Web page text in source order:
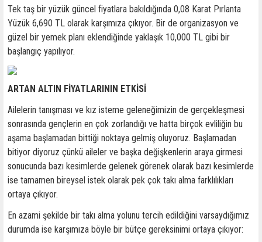
Tek taş bir yüzük güncel fiyatlara bakıldığında 0,08 Karat Pırlanta
Yüzük 6,690 TL olarak karşımıza çıkıyor. Bir de organizasyon ve
güzel bir yemek planı eklendiğinde yaklaşık 10,000 TL gibi bir
başlangıç yapılıyor.
ARTAN ALTIN FİYATLARININ ETKİSİ
Ailelerin tanışması ve kız isteme geleneğimizin de gerçekleşmesi
sonrasında gençlerin en çok zorlandığı ve hatta birçok evliliğin bu
aşama başlamadan bittiği noktaya gelmiş oluyoruz. Başlamadan
bitiyor diyoruz çünkü aileler ve başka değişkenlerin araya girmesi
sonucunda bazı kesimlerde gelenek görenek olarak bazı kesimlerde
ise tamamen bireysel istek olarak pek çok takı alma farklılıkları
ortaya çıkıyor.
En azami şekilde bir takı alma yolunu tercih edildiğini varsaydığımız
durumda ise karşımıza böyle bir bütçe gereksinimi ortaya çıkıyor: